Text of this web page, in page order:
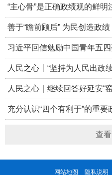
“主心骨”是正确政绩观的鲜明
善于“瞻前顾后” 为民创造政绩
习近平回信勉励中国青年五
锋奖获奖者代表
人民之心丨“坚持为人民出政
人民之心｜继续回答好延安“
充分认识“四个有利于”的重
贯彻习近平新时代中国特色社
查
网站地图 隐私说明